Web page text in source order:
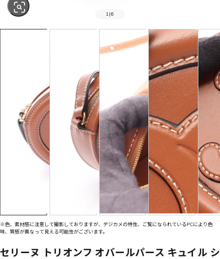
1 |6
※色、素材感に注意して撮影しておりますが、デジカメの特性、ご覧になられているPCにより色
味、質感が異なって見える可能性がございます。
セリーヌ トリオンフ オバールパース キュイル シ